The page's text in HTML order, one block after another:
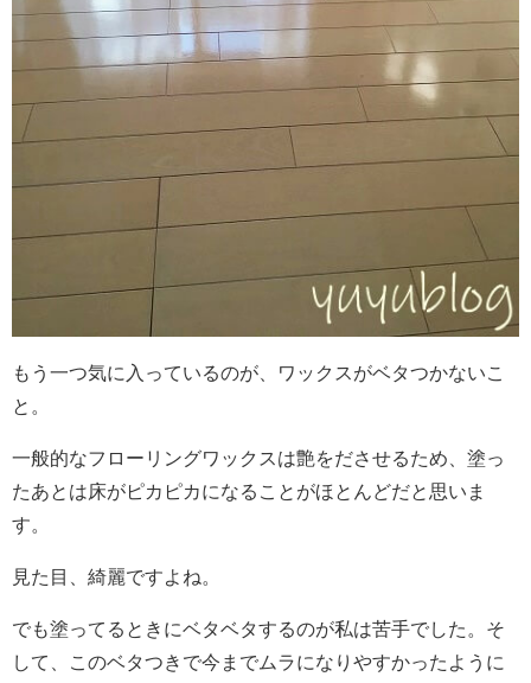
もう一つ気に入っているのが、ワックスがベタつかないこ
と。
一般的なフローリングワックスは艶をださせるため、塗っ
たあとは床がピカピカになることがほとんどだと思いま
す。
見た目、綺麗ですよね。
でも塗ってるときにベタベタするのが私は苦手でした。そ
して、このベタつきで今までムラになりやすかったように